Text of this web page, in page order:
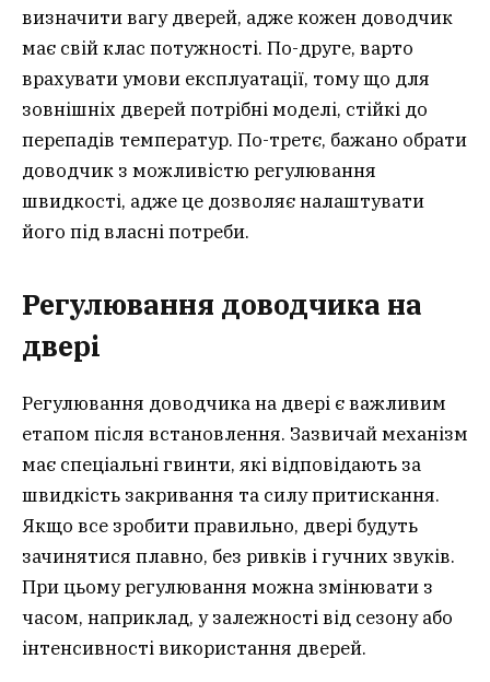
визначити вагу дверей, адже кожен доводчик
має свій клас потужності. По-друге, варто
врахувати умови експлуатації, тому що для
зовнішніх дверей потрібні моделі, стійкі до
перепадів температур. По-третє, бажано обрати
доводчик з можливістю регулювання
швидкості, адже це дозволяє налаштувати
його під власні потреби.
Регулювання доводчика на
двері
Регулювання доводчика на двері є важливим
етапом після встановлення. Зазвичай механізм
має спеціальні гвинти, які відповідають за
швидкість закривання та силу притискання.
Якщо все зробити правильно, двері будуть
зачинятися плавно, без ривків і гучних звуків.
При цьому регулювання можна змінювати з
часом, наприклад, у залежності від сезону або
інтенсивності використання дверей.